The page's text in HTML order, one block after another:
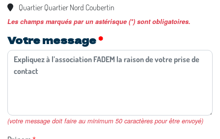
Quartier Quartier Nord Coubertin
Les champs marqués par un astérisque (*) sont obligatoires.
Votre message
(votre message doit faire au minimum 50 caractères pour être envoyé)